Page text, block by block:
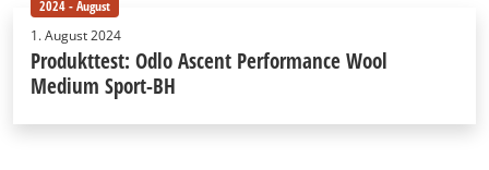
2024 - August
1. August 2024
Produkttest: Odlo Ascent Performance Wool
Medium Sport-BH